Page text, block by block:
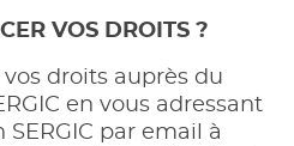
VOS DROITS ?
droits auprès du
en vous adressant
par email à